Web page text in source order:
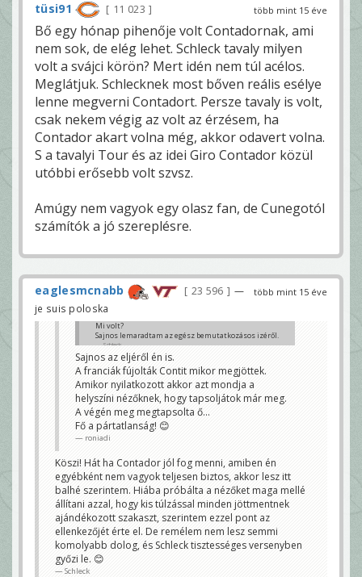
több mint 15 éve
tüsi91 11 023
Bő egy hónap pihenője volt Contadornak, ami
nem sok, de elég lehet. Schleck tavaly milyen
volt a svájci körön? Mert idén nem túl acélos.
Meglátjuk. Schlecknek most bőven reális esélye
lenne megverni Contadort. Persze tavaly is volt,
csak nekem végig az volt az érzésem, ha
Contador akart volna még, akkor odavert volna.
S a tavalyi Tour és az idei Giro Contador közül
utóbbi erősebb volt szvsz.
Amúgy nem vagyok egy olasz fan, de Cunegotól
számítók a jó szereplésre.
több mint 15 éve
eaglesmcnabb 23 596
—
je suis poloska
Mi volt?
Sajnos lemaradtam az egész bemutatkozásos izéről.
Schleck
Sajnos az eljéről én is.
A franciák fújolták Contit mikor megjöttek.
Amikor nyilatkozott akkor azt mondja a
helyszíni nézőknek, hogy tapsoljátok már meg.
A végén meg megtapsolta ő...
Fő a pártatlanság! 😊
roniadi
Köszi! Hát ha Contador jól fog menni, amiben én
egyébként nem vagyok teljesen biztos, akkor lesz itt
balhé szerintem. Hiába próbálta a nézőket maga mellé
állítani azzal, hogy kis túlzással minden jöttmentnek
ajándékozott szakaszt, szerintem ezzel pont az
ellenkezőjét érte el. De remélem nem lesz semmi
komolyabb dolog, és Schleck tisztességes versenyben
győzi le. 😊
Schleck